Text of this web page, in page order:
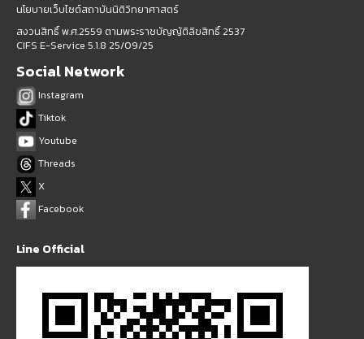
นโยบายเว็บไซต์สถาบันนิติวิทยาศาสตร์
สงวนสิทธิ์ พ.ศ.2559 ตามพระราชบัญญัติลิขสิทธิ์ 2537
CIFS E-Service 5.1.8 25/09/25
Social Network
Instagram
Tiktok
Youtube
Threads
X
Facebook
Line Official